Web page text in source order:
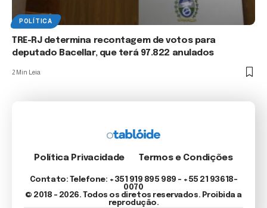
POLÍTICA
TRE-RJ determina recontagem de votos para
deputado Bacellar, que terá 97.822 anulados
2 Min Leia
Política Privacidade Termos e Condições
Contato: Telefone: +351 919 895 989 – +55 21 93618-
0070
© 2018 - 2026. Todos os diretos reservados. Proibida a
reprodução.